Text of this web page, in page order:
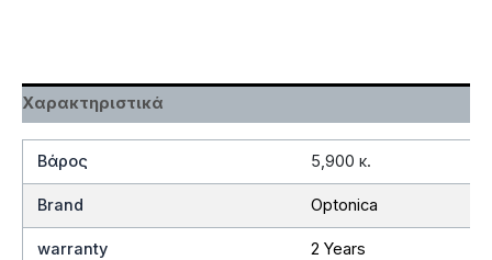
Χαρακτηριστικά
Βάρος 5,900 κ.
Brand Optonica
warranty 2 Years